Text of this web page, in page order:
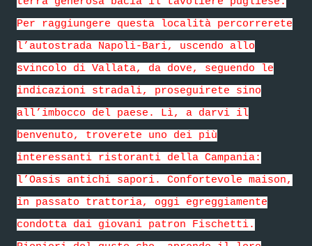
Per raggiungere questa località percorrerete
l’autostrada Napoli-Bari, uscendo allo
svincolo di Vallata, da dove, seguendo le
indicazioni stradali, proseguirete sino
all’imbocco del paese. Lì, a darvi il
benvenuto, troverete uno dei più
interessanti ristoranti della Campania:
l’Oasis antichi sapori. Confortevole maison,
in passato trattoria, oggi egreggiamente
condotta dai giovani patron Fischetti.